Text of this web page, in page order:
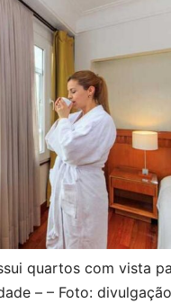
quartos com vista
– – Foto: divulgação